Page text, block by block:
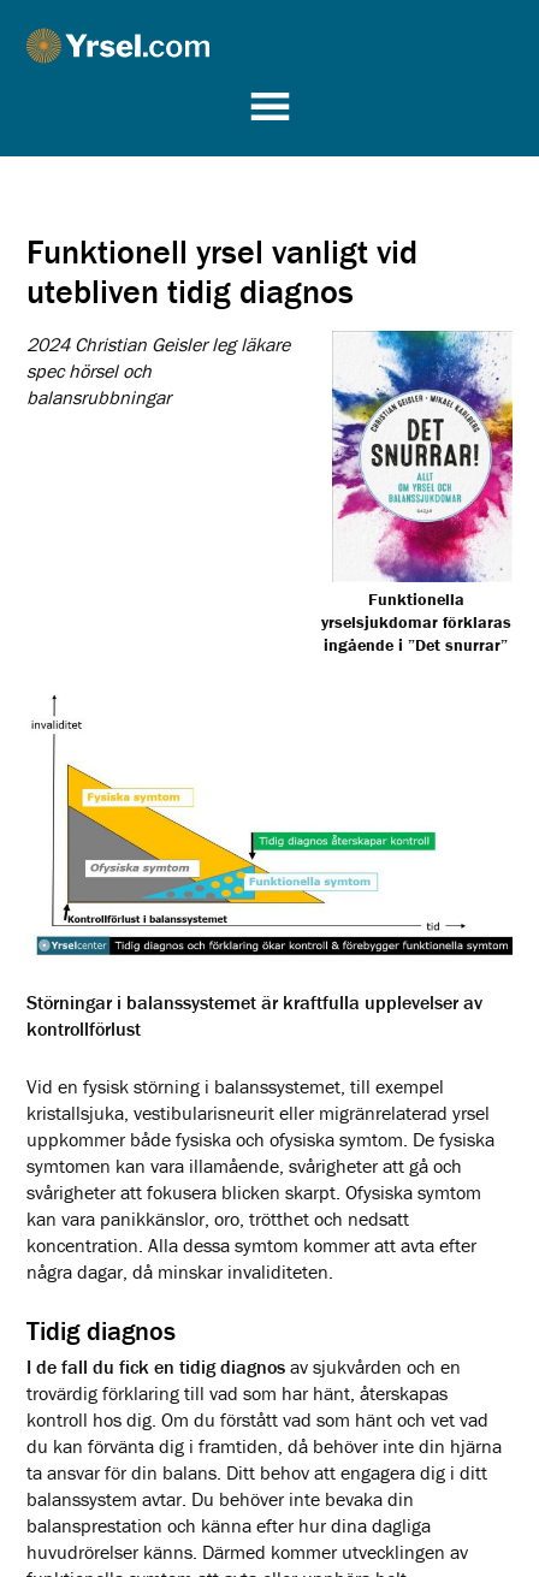
Yrsel.com
Funktionell yrsel vanligt vid
utebliven tidig diagnos
Funktionella
yrselsjukdomar förklaras
ingående i ”Det snurrar”
2024 Christian Geisler leg läkare
spec hörsel och
balansrubbningar
Störningar i balanssystemet är kraftfulla upplevelser av
kontrollförlust
Vid en fysisk störning i balanssystemet, till exempel
kristallsjuka, vestibularisneurit eller migränrelaterad yrsel
uppkommer både fysiska och ofysiska symtom. De fysiska
symtomen kan vara illamående, svårigheter att gå och
svårigheter att fokusera blicken skarpt. Ofysiska symtom
kan vara panikkänslor, oro, trötthet och nedsatt
koncentration. Alla dessa symtom kommer att avta efter
några dagar, då minskar invaliditeten.
Tidig diagnos
I de fall du fick en tidig diagnos av sjukvården och en
trovärdig förklaring till vad som har hänt, återskapas
kontroll hos dig. Om du förstått vad som hänt och vet vad
du kan förvänta dig i framtiden, då behöver inte din hjärna
ta ansvar för din balans. Ditt behov att engagera dig i ditt
balanssystem avtar. Du behöver inte bevaka din
balansprestation och känna efter hur dina dagliga
huvudrörelser känns. Därmed kommer utvecklingen av